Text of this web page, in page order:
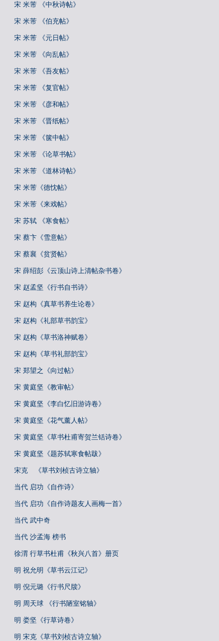
宋 米芾 《中秋诗帖》
宋 米芾 《伯充帖》
宋 米芾 《元日帖》
宋 米芾 《向乱帖》
宋 米芾 《吾友帖》
宋 米芾 《复官帖》
宋 米芾 《彦和帖》
宋 米芾 《晋纸帖》
宋 米芾 《箧中帖》
宋 米芾 《论草书帖》
宋 米芾 《道林诗帖》
宋 米芾《德忱帖》
宋 米芾《来戏帖》
宋 苏轼 《寒食帖》
宋 蔡卞《雪意帖》
宋 蔡襄《贫贤帖》
宋 薛绍彭《云顶山诗上清帖杂书卷》
宋 赵孟坚《行书自书诗》
宋 赵构《真草书养生论卷》
宋 赵构《礼部草书韵宝》
宋 赵构《草书洛神赋卷》
宋 赵构《草书礼部韵宝》
宋 郑望之《向过帖》
宋 黄庭坚《教审帖》
宋 黄庭坚《李白忆旧游诗卷》
宋 黄庭坚《花气薰人帖》
宋 黄庭坚《草书杜甫寄贺兰铦诗卷》
宋 黄庭坚《题苏轼寒食帖跋》
宋克 《草书刘桢古诗立轴》
当代 启功《自作诗》
当代 启功《自作诗题友人画梅一首》
当代 武中奇
当代 沙孟海 榜书
徐渭 行草书杜甫《秋兴八首》册页
明 祝允明《草书云江记》
明 倪元璐《行书尺牍》
明 周天球 《行书陋室铭轴》
明 娄坚《行草诗卷》
明 宋克《草书刘桢古诗立轴》